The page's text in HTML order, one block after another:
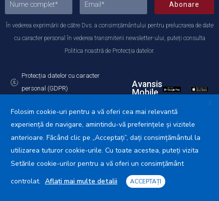
Abonare
În vederea exprimării de către Dvs. a consimțământului pentru prelucrarea de date
cu caracter personal în vederea transmiterii newsletter-ului, puteți consulta
Politica noastră de Protecția datelor.
Protecția datelor cu caracter
personal (GDPR)
Avansis
Mobile
Primăria Municipiului Călărași © 2025. Toate drepturile
X
Folosim cookie-uri pentru a vă oferi cea mai relevantă
experiență de navigare, amintindu-vă preferințele și vizitele
anterioare. Făcând clic pe „Acceptați”, dați consimțământul la
utilizarea tuturor cookie-urile. Cu toate acestea, puteți vizita
Setările cookie-urilor pentru a vă oferi un consimțământ
controlat. Aflați mai multe detalii ACCEPTAȚI